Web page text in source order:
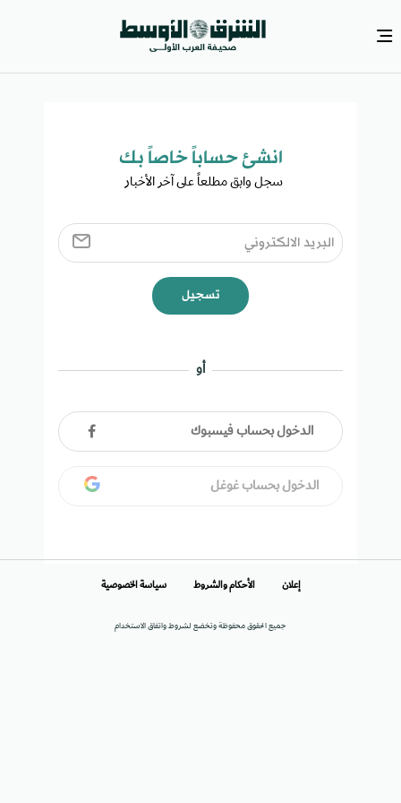
انشئ حساباً خاصاً بك​
سجل وابق مطلعاً على آخر الأخبار ​
تسجيل
أو
الدخول بحساب فيسبوك
الدخول بحساب غوغل
جميع الحقوق محفوظة وتخضع لشروط واتفاق الاستخدام
إعلان الأحكام والشروط سياسة الخصوصية